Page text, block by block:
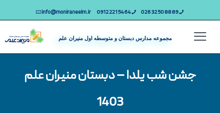
89 88 50 32 026
64 54 221 0912
info@moniraneelm.ir
مجموعه مدارس دبستان و متوسطه اول منیران علم
جشن شب یلدا – دبستان منیران علم
1403